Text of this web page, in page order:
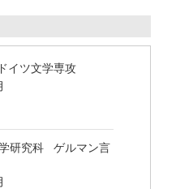
イツ文学専攻
研究科 ゲルマン言